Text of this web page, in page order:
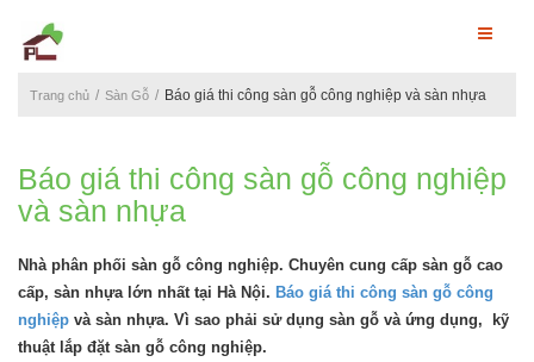
Trang chủ Sàn Gỗ Báo giá thi công sàn gỗ công nghiệp và sàn nhựa
Báo giá thi công sàn gỗ công nghiệp
và sàn nhựa
Nhà phân phối sàn gỗ công nghiệp. Chuyên cung cấp sàn gỗ cao
cấp, sàn nhựa lớn nhất tại Hà Nội. Báo giá thi công sàn gỗ công
nghiệp và sàn nhựa. Vì sao phải sử dụng sàn gỗ và ứng dụng, kỹ
thuật lắp đặt sàn gỗ công nghiệp.